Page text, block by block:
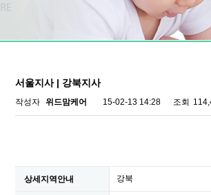
서울지사 | 강북지사
작성자 위드맘케어 15-02-13 14:28 조회
상세지역안내 강북